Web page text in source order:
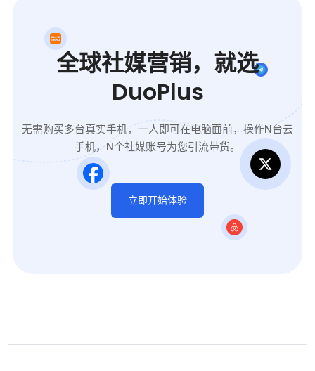
全球社媒营销，就选
DuoPlus
无需购买多台真实手机，一人即可在电脑面前，操作N台云
手机，N个社媒账号为您引流带货。
立即开始体验